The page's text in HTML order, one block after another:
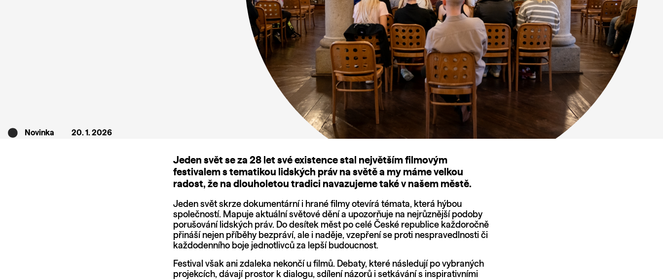
Novinka 20. 1. 2026
Jeden svět se za 28 let své existence stal největším filmovým
festivalem s tematikou lidských práv na světě a my máme velkou
radost, že na dlouholetou tradici navazujeme také v našem městě.
Jeden svět skrze dokumentární i hrané filmy otevírá témata, která hýbou
společností. Mapuje aktuální světové dění a upozorňuje na nejrůznější podoby
porušování lidských práv. Do desítek měst po celé České republice každoročně
přináší nejen příběhy bezpráví, ale i naděje, vzepření se proti nespravedlnosti či
každodenního boje jednotlivců za lepší budoucnost.
Festival však ani zdaleka nekončí u filmů. Debaty, které následují po vybraných
projekcích, dávají prostor k dialogu, sdílení názorů i setkávání s inspirativními